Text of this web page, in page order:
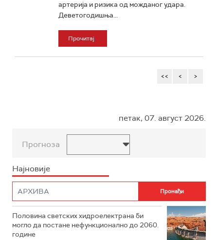
артерија и ризика од можданог удара.
Деветогодишња...
Прочитај
<< < >
петак, 07. август 2026.
Прогноза
Најновије
Половина светских хидроелектрана би
могло да постане нефункционално до 2060.
године